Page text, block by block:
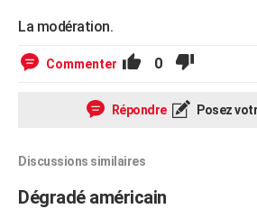
La modération.
Commenter 0
Répondre Posez
Discussions similaires
Dégradé américain